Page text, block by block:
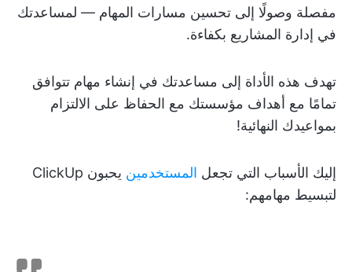
مفصلة وصولًا إلى تحسين مسارات المهام — لمساعدتك
في إدارة المشاريع بكفاءة.
تهدف هذه الأداة إلى مساعدتك في إنشاء مهام تتوافق
تمامًا مع أهداف مؤسستك مع الحفاظ على الالتزام
بمواعيدك النهائية!
إليك الأسباب التي تجعل المستخدمين
يحبون ClickUp
لتبسيط مهامهم: